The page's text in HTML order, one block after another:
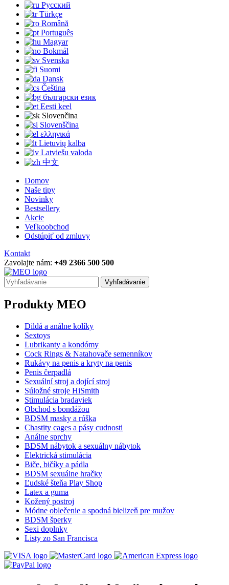
Русский
Türkçe
Română
Português
Magyar
Bokmål
Svenska
Suomi
Dansk
Čeština
български език
Eesti keel
Slovenčina
Slovenščina
ελληνικά
Lietuvių kalba
Latviešu valoda
中文
Domov
Naše tipy
Novinky
Bestsellery
Akcie
Veľkoobchod
Odstúpiť od zmluvy
Kontakt
Zavolajte nám: +49 2366 500 500
Vyhľadávanie
Produkty MEO
Dildá a análne kolíky
Sextoys
Lubrikanty a kondómy
Cock Rings & Natahovače semenníkov
Rukávy na penis a kryty na penis
Penis čerpadlá
Sexuální stroj a dojící stroj
Súložné stroje HiSmith
Stimulácia bradaviek
Obchod s bondážou
BDSM masky a rúška
Chastity cages a pásy cudnosti
Análne sprchy
BDSM nábytok a sexuálny nábytok
Elektrická stimulácia
Biče, bičíky a pádla
BDSM sexuálne hračky
Ľudské šteňa Play Shop
Latex a guma
Kožený postroj
Módne oblečenie a spodná bielizeň pre mužov
BDSM šperky
Sexi doplnky
Listy zo San Francisca